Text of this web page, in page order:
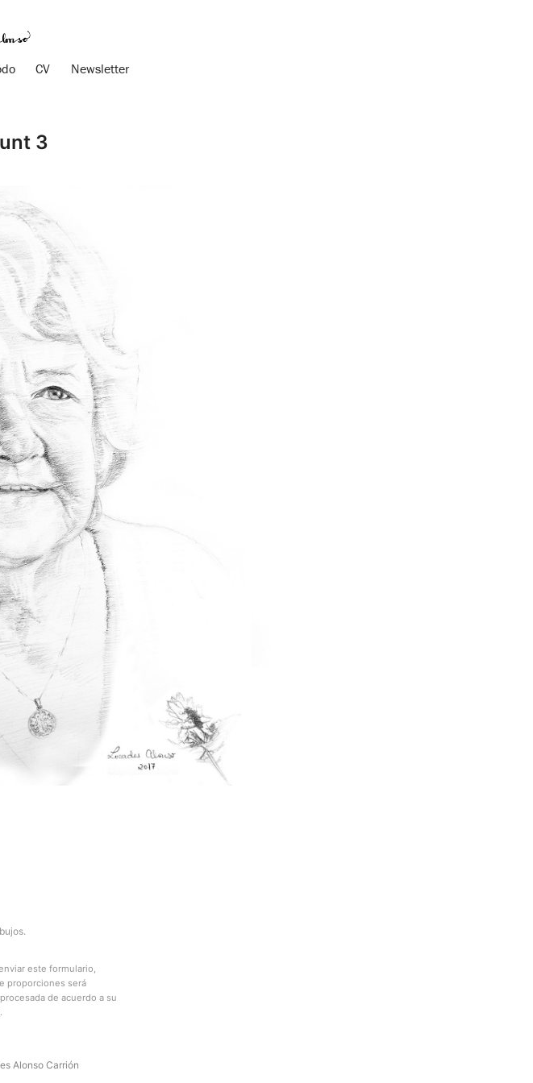
CV Newsletter
3
este formulario,
proporciones será
de acuerdo a su
.
Alonso Carrión